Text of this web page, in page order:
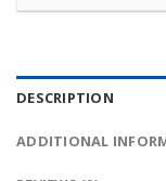
DESCRIPTION
ADDITIONAL